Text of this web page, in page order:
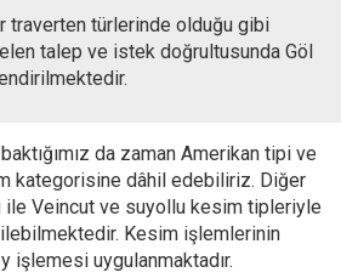
traverten türlerinde olduğu gibi
talep ve istek doğrultusunda Göl
da zaman Amerikan tipi ve
kategorisine dâhil edebiliriz. Diğer
ile Veincut ve suyollu kesim tipleriyle
Kesim işlemlerinin
işlemesi uygulanmaktadır.